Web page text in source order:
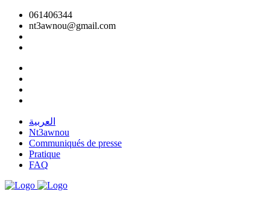
061406344
nt3awnou@gmail.com
العربية
Nt3awnou
Communiqués de presse
Pratique
FAQ